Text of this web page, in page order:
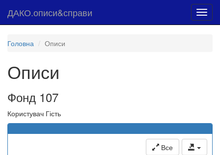
ДАКО.описи&справи
Головна Описи
Описи
Фонд 107
Користувач Гість
Все